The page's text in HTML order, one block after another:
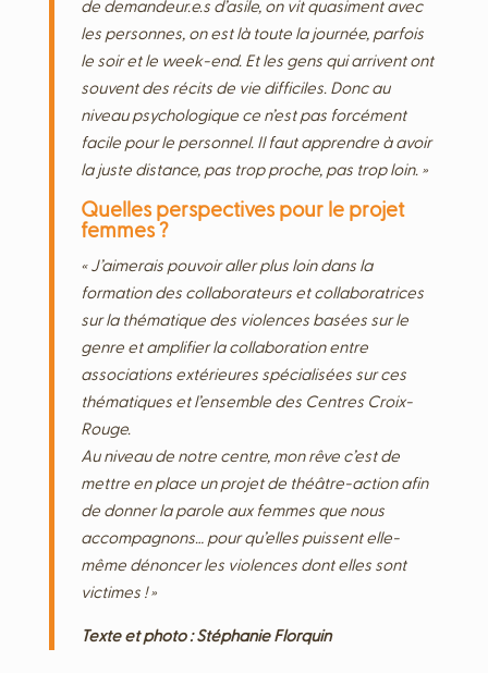
de demandeur.e.s d’asile, on vit quasiment avec
les personnes, on est là toute la journée, parfois
le soir et le week-end. Et les gens qui arrivent ont
souvent des récits de vie difficiles. Donc au
niveau psychologique ce n’est pas forcément
facile pour le personnel. Il faut apprendre à avoir
la juste distance, pas trop proche, pas trop loin. »
Quelles perspectives pour le projet
femmes ?
« J’aimerais pouvoir aller plus loin dans la
formation des collaborateurs et collaboratrices
sur la thématique des violences basées sur le
genre et amplifier la collaboration entre
associations extérieures spécialisées sur ces
thématiques et l’ensemble des Centres Croix-
Rouge.
Au niveau de notre centre, mon rêve c’est de
mettre en place un projet de théâtre-action afin
de donner la parole aux femmes que nous
accompagnons… pour qu’elles puissent elle-
même dénoncer les violences dont elles sont
victimes ! »
Texte et photo : Stéphanie Florquin